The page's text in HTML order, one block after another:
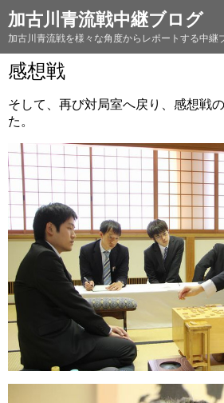
加古川青流戦中継ブログ
加古川青流戦を様々な角度からレポートする中継
感想戦
そして、再び対局室へ戻り、感想戦
た。